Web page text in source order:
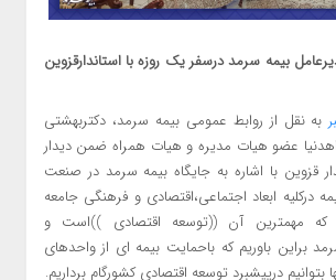
بیمه سرمد درسفر‌ یک روزه با استاندارقزوین
به نقل از روابط عمومی بیمه سرمد، دکتربهشتی
زاهدنیا عضو هیات مدیره و هیات همراه ضمن دیدار
قزوین با اشاره به جایگاه بیمه سرمد در صنعت
ابعاد اجتماعی،اقتصادی و فرهنگی جامعه
که مهمترین آن ((توسعه اقتصادی ))است و
براین باوریم که باحمایت بیمه ای از واحدهای
درپیشبرد توسعه اقتصادی کشورگام برداریم.